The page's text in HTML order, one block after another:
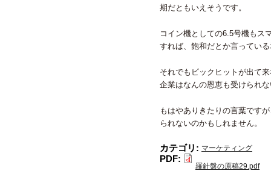
期だともいえそうです。
コイン機としての6.5号機もス
すれば、飽和だとか言ってい
それでもビックヒットが出て
企業はなんの恩恵も受けられ
もはやありきたりの言葉です
られないのかもしれません。
カテゴリ: マーケティング
PDF:
羅針盤の原稿29.pdf